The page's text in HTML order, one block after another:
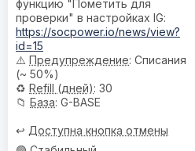
функцию "Пометить для
проверки" в настройках IG:
https://socpower.io/news/view?
id=15
⚠️ Предупреждениe: Списания
(~ 50%)
♻️ Refill (дней): 30
📁 База: G-BASE
↩️ Доступна кнопка отмены